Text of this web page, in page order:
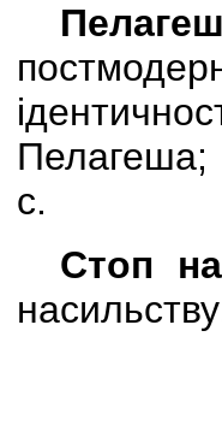
Пелагеша;
с.
Стоп